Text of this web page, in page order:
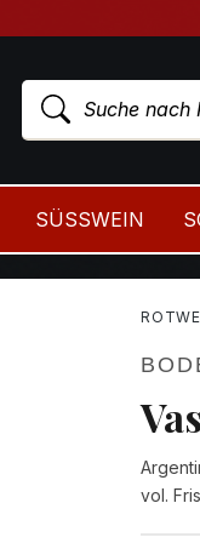
SÜSSWEIN
vol.